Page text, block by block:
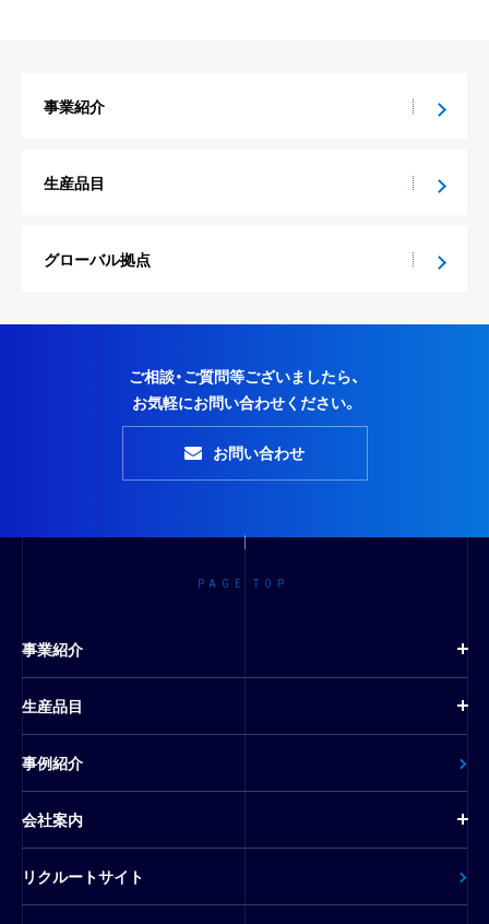
事業紹介
生産品目
グローバル拠点
PAGE TOP
ご相談・ご質問等ございましたら、
お気軽にお問い合わせください。
お問い合わせ
事業紹介
生産品目
事例紹介
会社案内
リクルートサイト